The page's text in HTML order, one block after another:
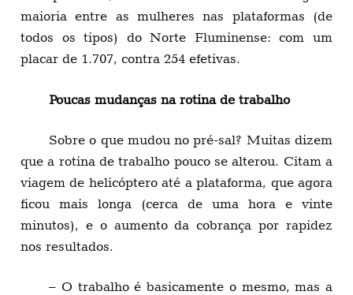
maioria entre as mulheres nas plataformas (de
todos os tipos) do Norte Fluminense: com um
placar de 1.707, contra 254 efetivas.
Poucas mudanças na rotina de trabalho
Sobre o que mudou no pré-sal? Muitas dizem
que a rotina de trabalho pouco se alterou. Citam a
viagem de helicóptero até a plataforma, que agora
ficou mais longa (cerca de uma hora e vinte
minutos), e o aumento da cobrança por rapidez
nos resultados.
– O trabalho é basicamente o mesmo, mas a